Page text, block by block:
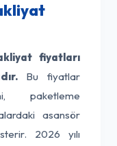
fiyatları
Bu fiyatlar
paketleme
asansör
2026 yılı